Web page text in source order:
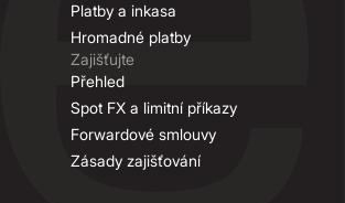
Platby a inkasa
Hromadné platby
Zajišťujte
Přehled
Spot FX a limitní příkazy
Forwardové smlouvy
Zásady zajišťování